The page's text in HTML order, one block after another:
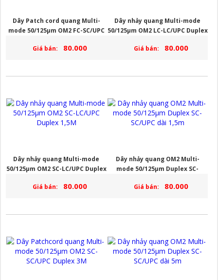
Dây Patch cord quang Multi-
mode 50/125µm OM2 FC-SC/UPC
Giá bán:
80.000
Dây nhảy quang Multi-mode
50/125µm OM2 LC-LC/UPC Duplex
Giá bán:
80.000
Dây nhảy quang Multi-mode
50/125µm OM2 SC-LC/UPC Duplex
Giá bán:
80.000
Dây nhảy quang OM2 Multi-
mode 50/125µm Duplex SC-
Giá bán:
80.000